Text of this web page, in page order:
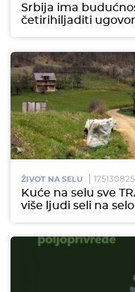
Srbija ima
četirihiljaditi
ŽIVOT NA SELU
Kuće na selu sve
više ljudi seli na